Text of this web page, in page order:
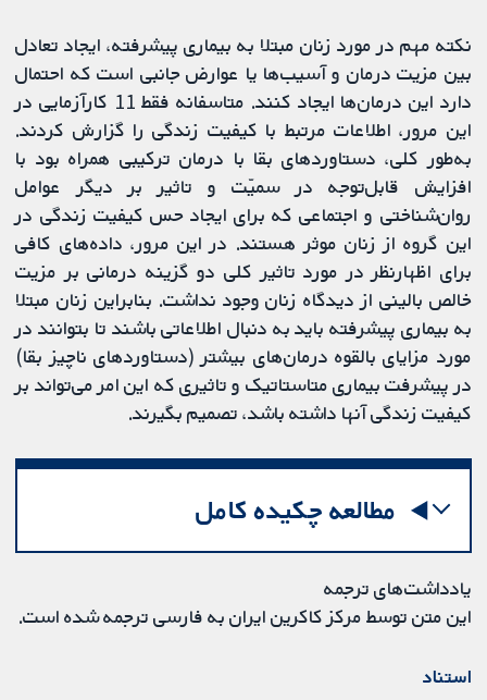
نکته مهم در مورد زنان مبتلا به بیماری پیشرفته، ایجاد تعادل
بین مزیت درمان و آسیب‌ها یا عوارض جانبی است که احتمال
دارد این درمان‌ها ایجاد کنند. متاسفانه فقط 11 کارآزمایی در
این مرور، اطلاعات مرتبط با کیفیت زندگی را گزارش کردند.
به‌طور کلی، دستاوردهای بقا با درمان ترکیبی همراه بود با
افزایش قابل‌توجه در سمیّت و تاثیر بر دیگر عوامل
روان‌شناختی و اجتماعی که برای ایجاد حس کیفیت زندگی در
این گروه از زنان موثر هستند. در این مرور، داده‌های کافی
برای اظهارنظر در مورد تاثیر کلی دو گزینه درمانی بر مزیت
خالص بالینی از دیدگاه زنان وجود نداشت. بنابراین زنان مبتلا
به بیماری پیشرفته باید به دنبال اطلاعاتی باشند تا بتوانند در
مورد مزایای بالقوه درمان‌های بیشتر (دستاوردهای ناچیز بقا)
در پیشرفت بیماری متاستاتیک و تاثیری که این امر می‌تواند بر
کیفیت زندگی آنها داشته باشد، تصمیم بگیرند.
مطالعه چکیده کامل
یادداشت‌های ترجمه
این متن توسط مرکز کاکرین ایران به فارسی ترجمه شده است.
استناد